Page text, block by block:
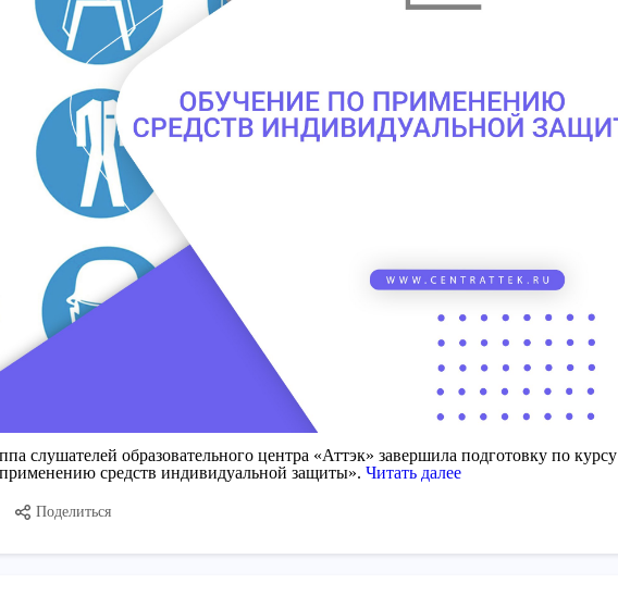
слушателей образовательного центра «Аттэк» завершила подготовку по курсу
средств индивидуальной защиты». Читать далее
Поделиться